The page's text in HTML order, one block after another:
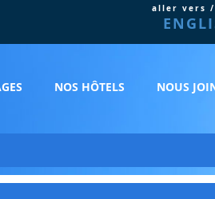
aller vers /
NOS HÔTELS NOUS